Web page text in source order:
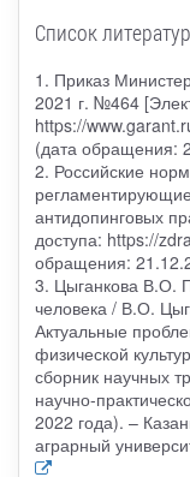
Список
1. Приказ
2021 г. №464
https://
(дата обращения:
2. Российские
антидопинговых
доступа: https://
обращения:
3. Цыганкова В.О.
человека / В.О.
Актуальные
физической
сборник научных
научно-
2022 года). –
аграрный